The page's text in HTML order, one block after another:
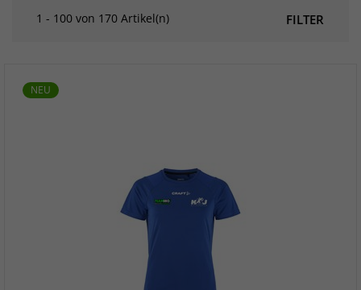
FILTER
1 - 100 von 170 Artikel(n)
NEU